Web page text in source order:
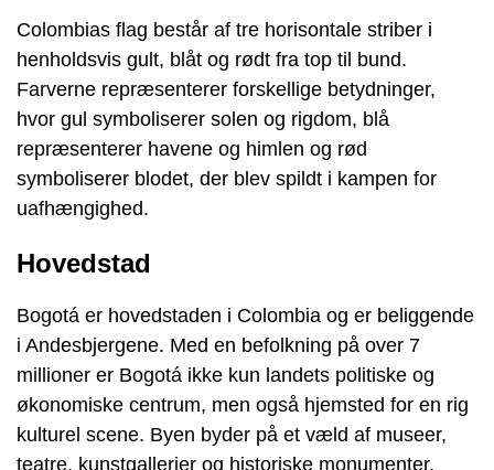
Colombias flag består af tre horisontale striber i
henholdsvis gult, blåt og rødt fra top til bund.
Farverne repræsenterer forskellige betydninger,
hvor gul symboliserer solen og rigdom, blå
repræsenterer havene og himlen og rød
symboliserer blodet, der blev spildt i kampen for
uafhængighed.
Hovedstad
Bogotá er hovedstaden i Colombia og er beliggende
i Andesbjergene. Med en befolkning på over 7
millioner er Bogotá ikke kun landets politiske og
økonomiske centrum, men også hjemsted for en rig
kulturel scene. Byen byder på et væld af museer,
teatre, kunstgallerier og historiske monumenter.